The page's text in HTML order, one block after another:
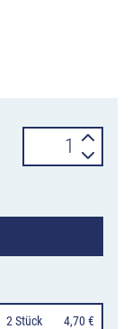
Kunststoff
oder
und
2 Stück
4,70 €